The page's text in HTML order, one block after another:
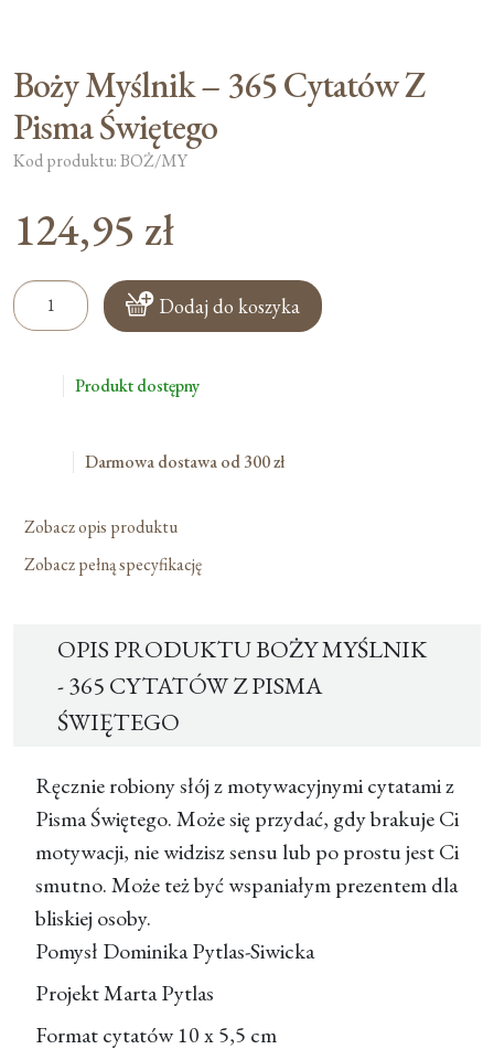
Boży Myślnik – 365 Cytatów Z
Pisma Świętego
Kod produktu: BOŻ/MY
124,95 zł
ilość
Boży
Dodaj do koszyka
Produkt dostępny
Darmowa dostawa od 300 zł
Zobacz opis produktu
Zobacz pełną specyfikację
OPIS PRODUKTU BOŻY MYŚLNIK
- 365 CYTATÓW Z PISMA
ŚWIĘTEGO
Ręcznie robiony słój z motywacyjnymi cytatami z
Pisma Świętego. Może się przydać, gdy brakuje Ci
motywacji, nie widzisz sensu lub po prostu jest Ci
smutno. Może też być wspaniałym prezentem dla
bliskiej osoby.
Pomysł Dominika Pytlas-Siwicka
ProjektMarta Pytlas
Format cytatów10 x 5,5 cm